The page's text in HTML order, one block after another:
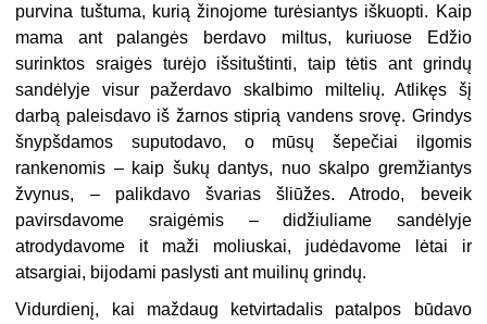
purvina tuštuma, kurią žinojome turėsiantys iškuopti. Kaip
mama ant palangės berdavo miltus, kuriuose Edžio
surinktos sraigės turėjo išsituštinti, taip tėtis ant grindų
sandėlyje visur pažerdavo skalbimo miltelių. Atlikęs šį
darbą paleisdavo iš žarnos stiprią vandens srovę. Grindys
šnypšdamos suputodavo, o mūsų šepečiai ilgomis
rankenomis – kaip šukų dantys, nuo skalpo gremžiantys
žvynus, – palikdavo švarias šliūžes. Atrodo, beveik
pavirsdavome sraigėmis – didžiuliame sandėlyje
atrodydavome it maži moliuskai, judėdavome lėtai ir
atsargiai, bijodami paslysti ant muilinų grindų.
Vidurdienį, kai maždaug ketvirtadalis patalpos būdavo